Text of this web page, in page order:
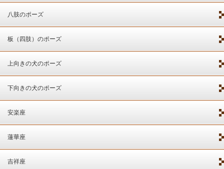
八肢のポーズ
板（四肢）のポーズ
上向きの犬のポーズ
下向きの犬のポーズ
安楽座
蓮華座
吉祥座